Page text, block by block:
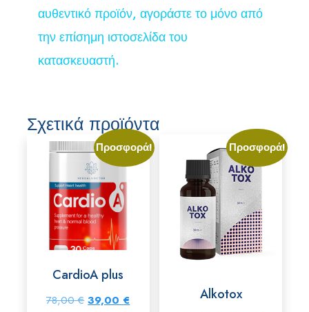
αυθεντικό προϊόν, αγοράστε το μόνο από
την επίσημη ιστοσελίδα του
κατασκευαστή.
Σχετικά προϊόντα
Προσφορά!
CardioA plus
78,00€ Original
39,00 €
Προσφορά!
Alkotox